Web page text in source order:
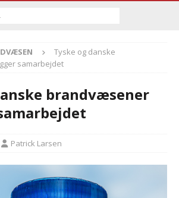
Tyske og danske
samarbejdet
brandvæsener
Patrick Larsen